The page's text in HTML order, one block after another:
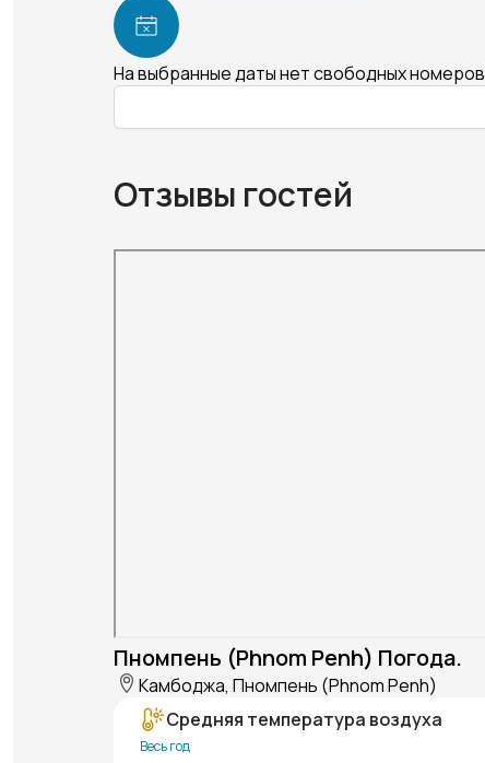
На выбранные даты нет свободных номеров
Отзывы гостей
Пномпень (Phnom Penh) Погода.
Камбоджа, Пномпень (Phnom Penh)
Средняя температура воздуха
Весь год